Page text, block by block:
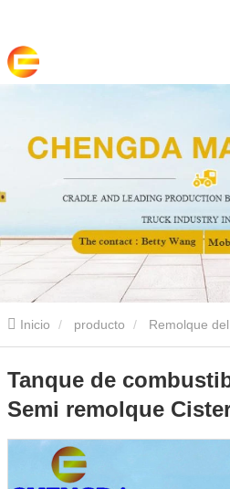
Inicio producto Remolque
Tanque de
Semi remolque